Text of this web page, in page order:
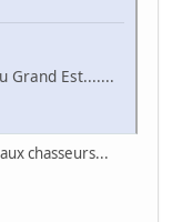
Grand Est.......
chasseurs...